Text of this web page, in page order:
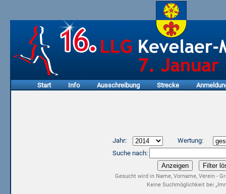
Start Info Ausschreibung Strecke
Jahr:
Wertung:
Suche nach:
Gesucht wird in Name, Vorname, Verein -
Keine Suchmöglichkeit bei